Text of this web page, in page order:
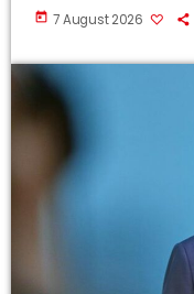
today 7 August 2026